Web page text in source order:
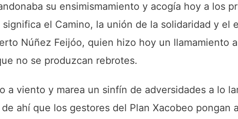
su ensimismamiento y acogía hoy a los
el Camino, la unión de la solidaridad y el
Núñez Feijóo, quien hizo hoy un llamamiento
no se produzcan rebrotes.
a viento y marea un sinfín de adversidades a lo
ahí que los gestores del Plan Xacobeo pongan